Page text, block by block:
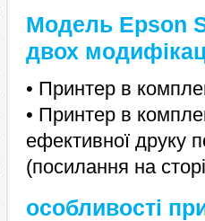
Модель Epson
двох
• Принтер в
• Принтер в
ефективної друку
(посилання на
особливості